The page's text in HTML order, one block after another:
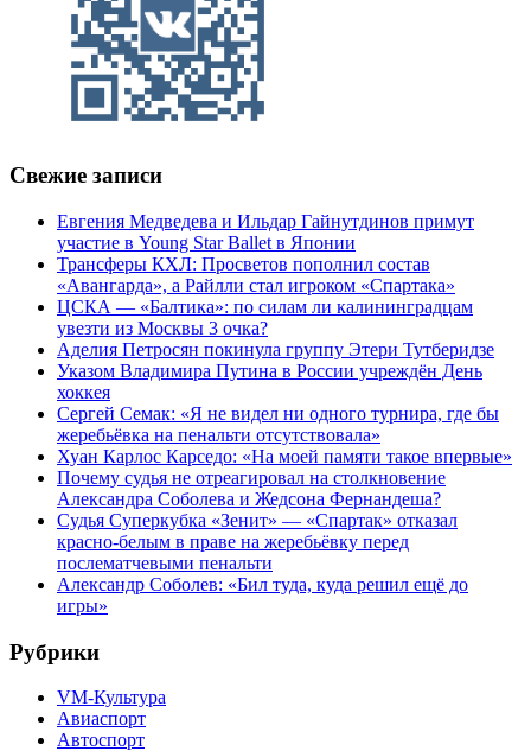
Свежие записи
Евгения Медведева и Ильдар Гайнутдинов примут
участие в Young Star Ballet в Японии
Трансферы КХЛ: Просветов пополнил состав
«Авангарда», а Райлли стал игроком «Спартака»
ЦСКА — «Балтика»: по силам ли калининградцам
увезти из Москвы 3 очка?
Аделия Петросян покинула группу Этери Тутберидзе
Указом Владимира Путина в России учреждён День
хоккея
Сергей Семак: «Я не видел ни одного турнира, где бы
жеребьёвка на пенальти отсутствовала»
Хуан Карлос Карседо: «На моей памяти такое впервые»
Почему судья не отреагировал на столкновение
Александра Соболева и Жедсона Фернандеша?
Судья Суперкубка «Зенит» — «Спартак» отказал
красно-белым в праве на жеребьёвку перед
послематчевыми пенальти
Александр Соболев: «Бил туда, куда решил ещё до
игры»
Рубрики
VM-Культура
Авиаспорт
Автоспорт